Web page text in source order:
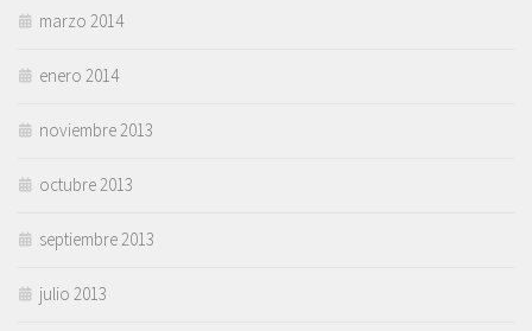
marzo 2014
enero 2014
noviembre 2013
octubre 2013
septiembre 2013
julio 2013